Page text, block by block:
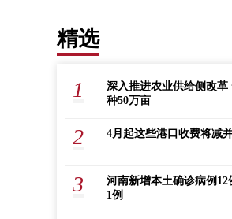
精选
1
深入推进农业供给侧改
种50万亩
2 4月起这些港口收费将减
3
河南新增本土确诊病例
1例